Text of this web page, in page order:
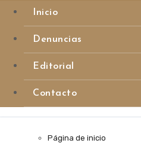
Inicio
Denuncias
Editorial
Contacto
Página de inicio